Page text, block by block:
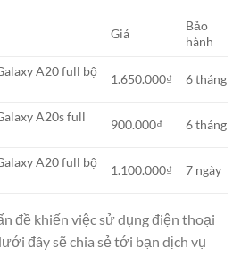
Giá
Bảo
hành
A20 full bộ
1.650.000₫ 6 tháng
A20s full
900.000₫ 6 tháng
A20 full bộ
1.100.000₫ 7 ngày
đề khiến việc sử dụng điện thoại
đây sẽ chia sẻ tới bạn dịch vụ